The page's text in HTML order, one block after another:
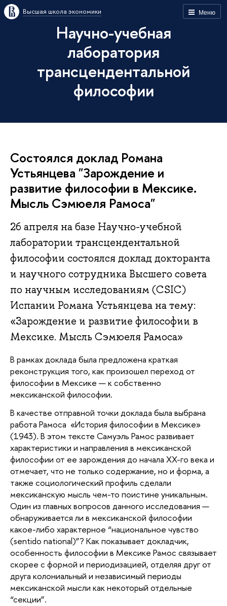
Меню
Высшая школа экономики
Научно-учебная
лаборатория
трансцендентальной
философии
Состоялся доклад Романа
Устьянцева "Зарождение и
развитие философии в Мексике.
Мысль Сэмюеля Рамоса"
26 апреля на базе Научно-учебной
лаборатории трансцендентальной
философии состоялся доклад докторанта
и научного сотрудника Высшего совета
по научным исследованиям (CSIC)
Испании Романа Устьянцева на тему:
«Зарождение и развитие философии в
Мексике. Мысль Сэмюеля Рамоса»
В рамках доклада была предложена краткая
реконструкция того, как произошел переход от
философии в Мексике — к собственно
мексиканской философии.
В качестве отправной точки доклада была выбрана
работа Рамоса «История философии в Мексике»
(1943). В этом тексте Самуэль Рамос развивает
характеристики и направления в мексиканской
философии от ее зарождения до начала XX-го века и
отмечает, что не только содержание, но и форма, а
также социологический профиль сделали
мексиканскую мысль чем-то поистине уникальным.
Один из главных вопросов данного исследования —
обнаруживается ли в мексиканской философии
какое-либо характерное “национальное чувство
(sentido national)”? Как показывает докладчик,
особенность философии в Мексике Рамос связывает
скорее с формой и периодизацией, отделяя друг от
друга колониальный и независимый периоды
мексиканской мысли как некоторый отдельные
“секции”.